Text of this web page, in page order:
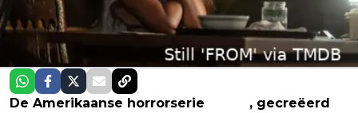
De Amerikaanse horrorserie
, gecreëerd